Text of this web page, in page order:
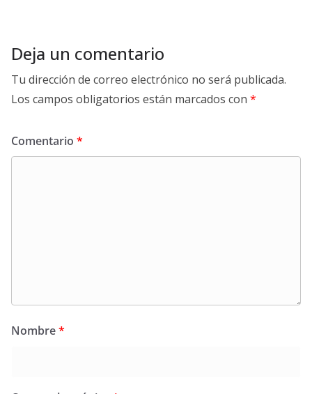
Deja un comentario
Tu dirección de correo electrónico no será publicada.
Los campos obligatorios están marcados con *
Comentario *
Nombre*